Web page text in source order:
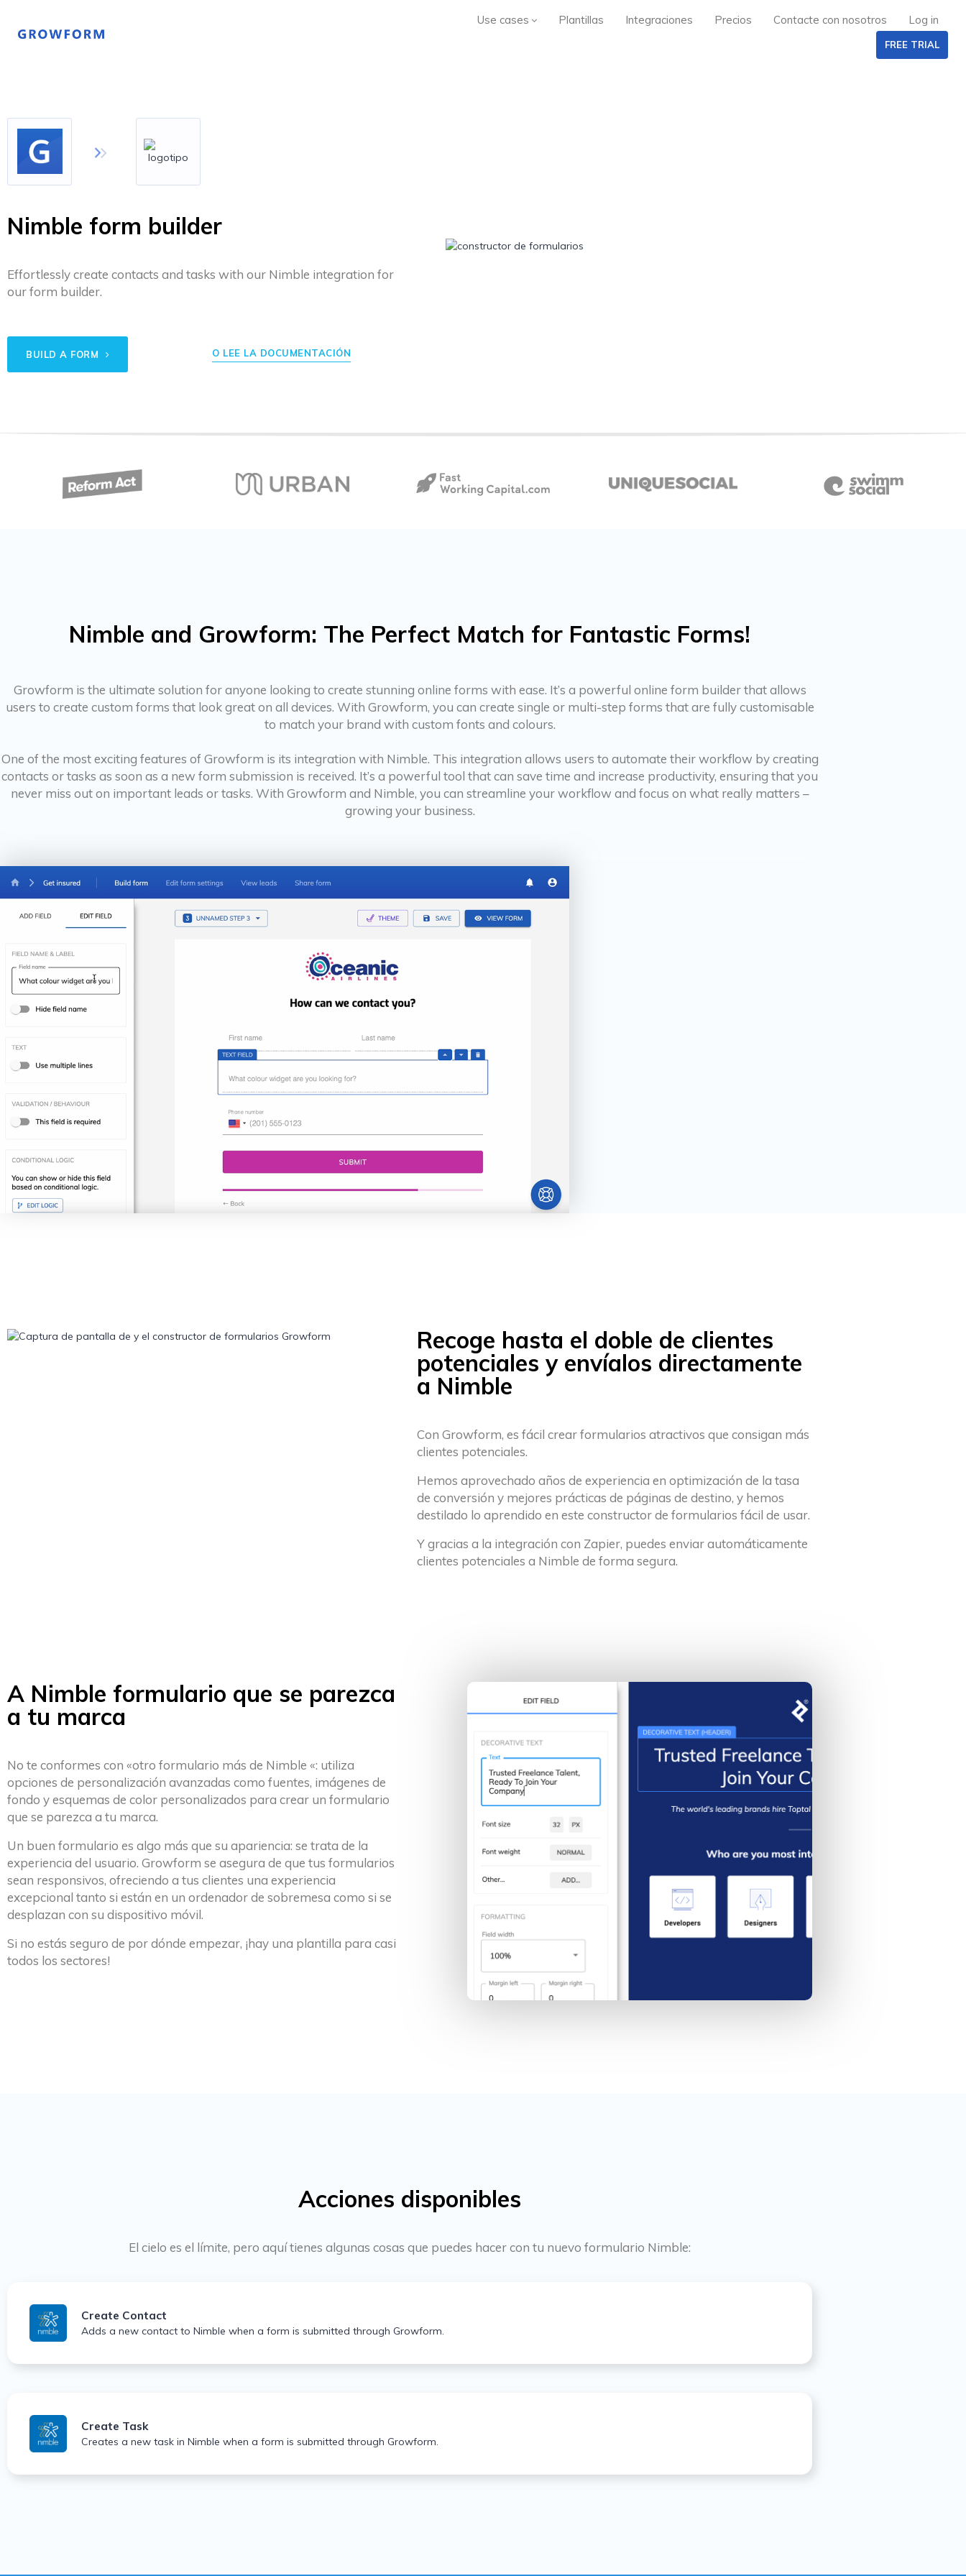
Use cases Plantillas Integraciones Precios Contacte con nosotros Log in
FREE TRIAL
Nimble form builder
Effortlessly create contacts and tasks with our Nimble integration for
our form builder.
BUILD A FORM O LEE LA DOCUMENTACIÓN
Nimble and Growform: The Perfect Match for Fantastic Forms!
Growform is the ultimate solution for anyone looking to create stunning online forms with ease. It’s a powerful online form builder that allows
users to create custom forms that look great on all devices. With Growform, you can create single or multi-step forms that are fully customisable
to match your brand with custom fonts and colours.
One of the most exciting features of Growform is its integration with Nimble. This integration allows users to automate their workflow by creating
contacts or tasks as soon as a new form submission is received. It’s a powerful tool that can save time and increase productivity, ensuring that you
never miss out on important leads or tasks. With Growform and Nimble, you can streamline your workflow and focus on what really matters –
growing your business.
Recoge hasta el doble de clientes
potenciales y envíalos directamente
a Nimble
Con Growform, es fácil crear formularios atractivos que consigan más
clientes potenciales.
Hemos aprovechado años de experiencia en optimización de la tasa
de conversión y mejores prácticas de páginas de destino, y hemos
destilado lo aprendido en este constructor de formularios fácil de usar.
Y gracias a la integración con Zapier, puedes enviar automáticamente
clientes potenciales a Nimble de forma segura.
A Nimble formulario que se parezca
a tu marca
No te conformes con «otro formulario más de Nimble «: utiliza
opciones de personalización avanzadas como fuentes, imágenes de
fondo y esquemas de color personalizados para crear un formulario
que se parezca a tu marca.
Un buen formulario es algo más que su apariencia: se trata de la
experiencia del usuario. Growform se asegura de que tus formularios
sean responsivos, ofreciendo a tus clientes una experiencia
excepcional tanto si están en un ordenador de sobremesa como si se
desplazan con su dispositivo móvil.
Si no estás seguro de por dónde empezar, ¡hay una plantilla para casi
todos los sectores!
Acciones disponibles
El cielo es el límite, pero aquí tienes algunas cosas que puedes hacer con tu nuevo formulario Nimble:
Create Contact
Adds a new contact to Nimble when a form is submitted through Growform.
Create Task
Creates a new task in Nimble when a form is submitted through Growform.